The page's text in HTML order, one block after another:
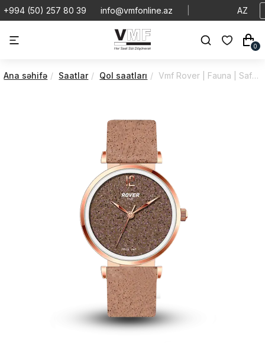
+994 (50) 257 80 39 info@vmfonline.az AZ
0
Ana səhifə Saatlar Qol saatları Vmf Rover | Fauna | Safari̇ | VR3134/4PC9/4G4/44